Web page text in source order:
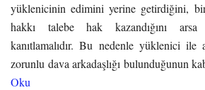
yüklenicinin edimini yerine getirdiğini,
hakkı talebe hak kazandığını
kanıtlamalıdır. Bu nedenle yüklenici ile
zorunlu dava arkadaşlığı bulunduğunun
Oku